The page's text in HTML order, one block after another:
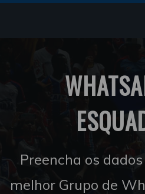
Preencha os
melhor Grupo de